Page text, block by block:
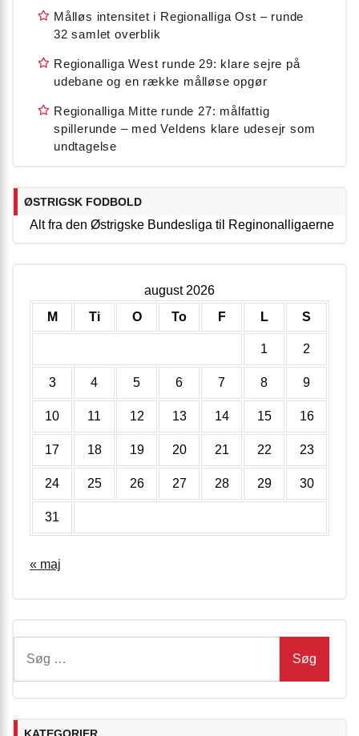
Målløs intensitet i Regionalliga Ost – runde
32 samlet overblik
Regionalliga West runde 29: klare sejre på
udebane og en række målløse opgør
Regionalliga Mitte runde 27: målfattig
spillerunde – med Veldens klare udesejr som
undtagelse
ØSTRIGSK FODBOLD
Alt fra den Østrigske Bundesliga til Reginonalligaerne
august 2026
M
Ti O To F L S
1 2
3 4 5 6 7 8 9
10 11 12 13 14 15 16
17 18 19 20 21 22 23
24 25 26 27 28 29 30
31
« maj
efter: